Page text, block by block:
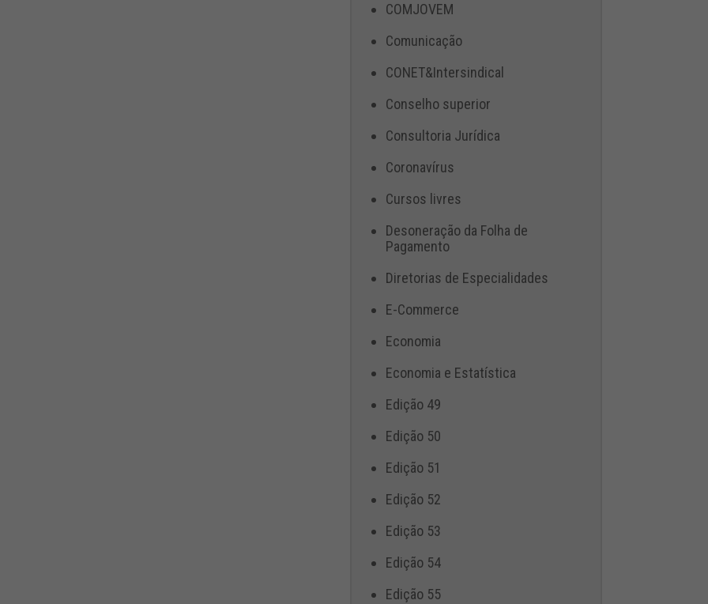
COMJOVEM
Comunicação
CONET&Intersindical
Conselho superior
Consultoria Jurídica
Coronavírus
Cursos livres
Desoneração da Folha de
Pagamento
Diretorias de Especialidades
E-Commerce
Economia
Economia e Estatística
Edição 49
Edição 50
Edição 51
Edição 52
Edição 53
Edição 54
Edição 55